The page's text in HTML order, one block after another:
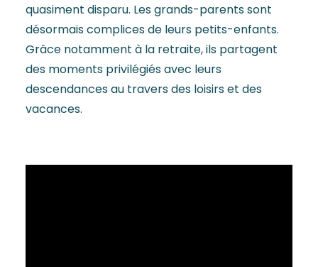
quasiment disparu. Les grands-parents sont
désormais complices de leurs petits-enfants.
Grâce notamment à la retraite, ils partagent
des moments privilégiés avec leurs
descendances au travers des loisirs et des
vacances.